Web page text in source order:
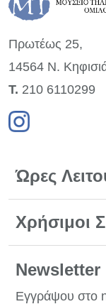
Πρωτέως 25,
14564 Ν.
Τ. 210 6110299
Ώρες
Χρήσιμοι
Newsletter
Εγγράψου στο